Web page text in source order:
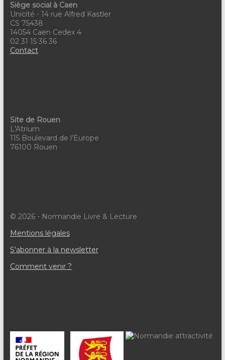
Siège social à Caen
Unicité - 14 rue Alfred Kastler
CS 75438
14054 Caen Cedex 4
02 31 15 36 36
Contact
Site de Rouen
L'Atrium
115 Boulevard de l'Europe
76100 Rouen
© 2026 - Normandie Livre & Lecture
Mentions légales
S'abonner à la newsletter
Comment venir ?